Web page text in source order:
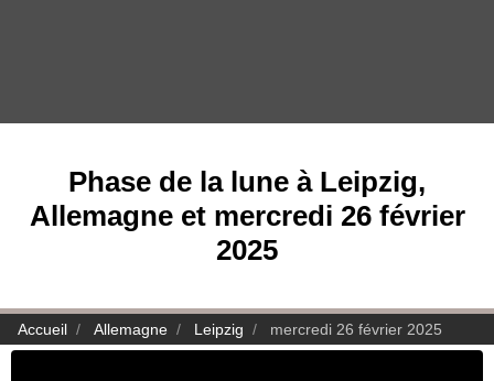
Phase de la lune à Leipzig,
Allemagne et mercredi 26 février
2025
Accueil Allemagne Leipzig mercredi 26 février 2025